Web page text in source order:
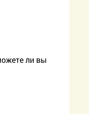
ли вы